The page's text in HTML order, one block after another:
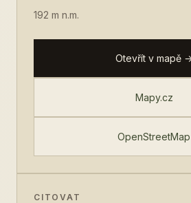
192 m n.m.
Otevřít v mapě
Mapy.cz
OpenStreetMap
CITOVAT